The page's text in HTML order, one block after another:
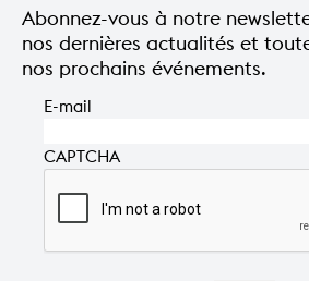
Abonnez-vous à notre
nos dernières actualités et
nos prochains événements.
E-mail
CAPTCHA